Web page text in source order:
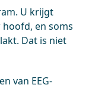
U krijgt
en soms
Dat is niet
van EEG-